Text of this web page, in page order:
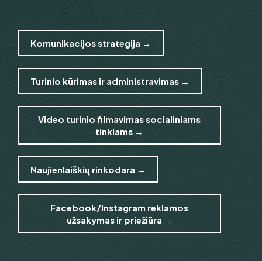
Komunikacijos strategija →
Turinio kūrimas ir administravimas →
Video turinio filmavimas socialiniams
tinklams →
Naujienlaiškių rinkodara →
Facebook/Instagram reklamos
užsakymas ir priežiūra →